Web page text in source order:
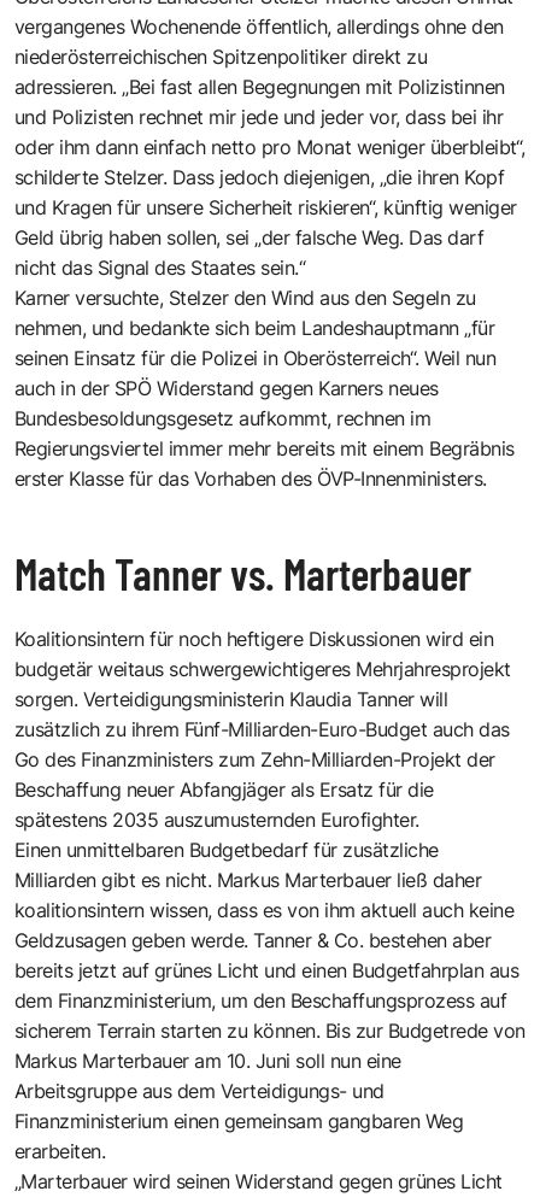
vergangenes Wochenende öffentlich, allerdings ohne den
niederösterreichischen Spitzenpolitiker direkt zu
adressieren. „Bei fast allen Begegnungen mit Polizistinnen
und Polizisten rechnet mir jede und jeder vor, dass bei ihr
oder ihm dann einfach netto pro Monat weniger überbleibt“,
schilderte Stelzer. Dass jedoch diejenigen, „die ihren Kopf
und Kragen für unsere Sicherheit riskieren“, künftig weniger
Geld übrig haben sollen, sei „der falsche Weg. Das darf
nicht das Signal des Staates sein.“
Karner versuchte, Stelzer den Wind aus den Segeln zu
nehmen, und bedankte sich beim Landeshauptmann „für
seinen Einsatz für die Polizei in Oberösterreich“. Weil nun
auch in der SPÖ Widerstand gegen Karners neues
Bundesbesoldungsgesetz aufkommt, rechnen im
Regierungsviertel immer mehr bereits mit einem Begräbnis
erster Klasse für das Vorhaben des ÖVP-Innenministers.
Match Tanner vs. Marterbauer
Koalitionsintern für noch heftigere Diskussionen wird ein
budgetär weitaus schwergewichtigeres Mehrjahresprojekt
sorgen. Verteidigungsministerin Klaudia Tanner will
zusätzlich zu ihrem Fünf-Milliarden-Euro-Budget auch das
Go des Finanzministers zum Zehn-Milliarden-Projekt der
Beschaffung neuer Abfangjäger als Ersatz für die
spätestens 2035 auszumusternden Eurofighter.
Einen unmittelbaren Budgetbedarf für zusätzliche
Milliarden gibt es nicht. Markus Marterbauer ließ daher
koalitionsintern wissen, dass es von ihm aktuell auch keine
Geldzusagen geben werde. Tanner & Co. bestehen aber
bereits jetzt auf grünes Licht und einen Budgetfahrplan aus
dem Finanzministerium, um den Beschaffungsprozess auf
sicherem Terrain starten zu können. Bis zur Budgetrede von
Markus Marterbauer am 10. Juni soll nun eine
Arbeitsgruppe aus dem Verteidigungs- und
Finanzministerium einen gemeinsam gangbaren Weg
erarbeiten.
„Marterbauer wird seinen Widerstand gegen grünes Licht